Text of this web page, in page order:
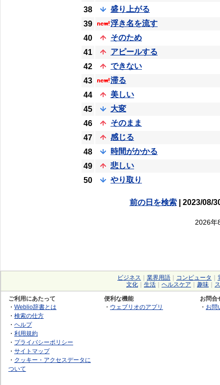
38
盛り上がる
39
浮き名を流す
40
そのため
41
アピールする
42
できない
43
滞る
44
美しい
45
大変
46
そのまま
47
感じる
48
時間がかかる
49
悲しい
50
やり取り
前の日を検索| 2023/08/
2026年
ビジネス 業界用語 コンピュータ
文化
生活 ヘルスケア 趣味
ご利用にあたって
・ Weblio辞書とは
・ 検索の仕方
・ ヘルプ
・ 利用規約
・ プライバシーポリシー
・ サイトマップ
・ クッキー・アクセスデータに
ついて
便利な機能
・ ウェブリオのアプリ
お問合
・ お問